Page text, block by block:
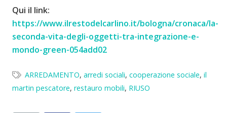
Qui il link:
https://www.ilrestodelcarlino.it/bologna/cronaca/la-
seconda-vita-degli-oggetti-tra-integrazione-e-
mondo-green-054add02
ARREDAMENTO,arredi sociali,cooperazione sociale,il
martin pescatore, restauro mobili, RIUSO